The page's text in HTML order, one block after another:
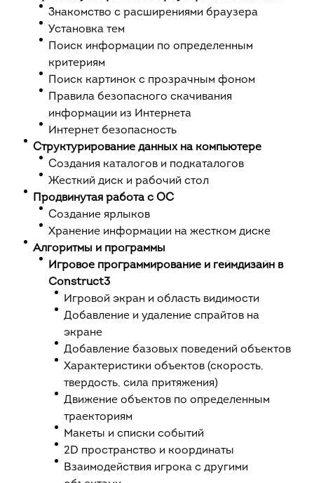
Знакомство с расширениями браузера
Установка тем
Поиск информации по определенным
критериям
Поиск картинок с прозрачным фоном
Правила безопасного скачивания
информации из Интернета
Интернет безопасность
Структурирование данных на компьютере
Создания каталогов и подкаталогов
Жесткий диск и рабочий стол
Продвинутая работа с ОС
Создание ярлыков
Хранение информации на жестком диске
Алгоритмы и программы
Игровое программирование и геймдизайн в
Construct3
Игровой экран и область видимости
Добавление и удаление спрайтов на
экране
Добавление базовых поведений объектов
Характеристики объектов (скорость,
твердость, сила притяжения)
Движение объектов по определенным
траекториям
Макеты и списки событий
2D пространство и координаты
Взаимодействия игрока с другими